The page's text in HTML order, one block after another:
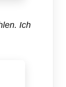
Ich